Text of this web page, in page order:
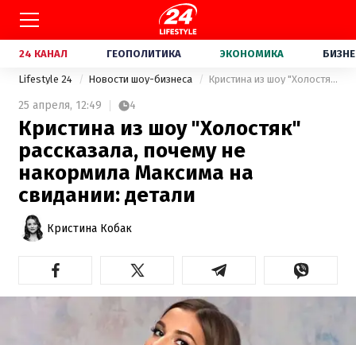
24 КАНАЛ ГЕОПОЛИТИКА ЭКОНОМИКА
Lifestyle 24 Новости шоу-бизнеса Кристина из шоу "Холостяк" рассказала, почему не накормила Максима на свидании: детали
25 апреля, 12:49 4
Кристина из шоу "Холостяк"
рассказала, почему не
накормила Максима на
свидании: детали
Кристина Кобак